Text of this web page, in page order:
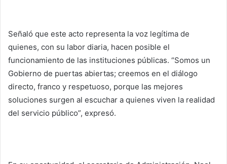
Señaló que este acto representa la voz legítima de
quienes, con su labor diaria, hacen posible el
funcionamiento de las instituciones públicas. “Somos un
Gobierno de puertas abiertas; creemos en el diálogo
directo, franco y respetuoso, porque las mejores
soluciones surgen al escuchar a quienes viven la realidad
del servicio público”, expresó.